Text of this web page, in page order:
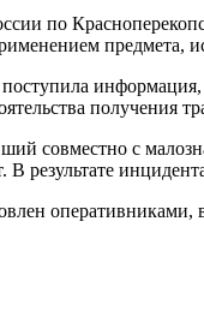
по
предмета,
получения
совместно с
результате